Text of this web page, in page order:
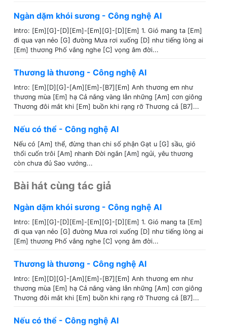
Ngàn dặm khói sương - Công nghệ AI
Intro: [Em][G]-[D][Em]-[Em][G]-[D][Em] 1. Gió mang ta [Em]
đi qua vạn nẻo [G] đường Mưa rơi xuống [D] như tiếng lòng ai
[Em] thương Phố vắng nghe [C] vọng âm đời...
Thương là thương - Công nghệ AI
Intro: [Em][D][G]-[Am][Em]-[B7][Em] Anh thương em như
thương mùa [Em] hạ Cả nắng vàng lẫn những [Am] cơn giông
Thương đôi mắt khi [Em] buồn khi rạng rỡ Thương cả [B7]...
Nếu có thể - Công nghệ AI
Nếu có [Am] thể, đừng than chi số phận Gạt u [G] sầu, gió
thổi cuốn trôi [Am] nhanh Đời ngắn [Am] ngủi, yêu thương
còn chưa đủ Sao vướng...
Bài hát cùng tác giả
Ngàn dặm khói sương - Công nghệ AI
Intro: [Em][G]-[D][Em]-[Em][G]-[D][Em] 1. Gió mang ta [Em]
đi qua vạn nẻo [G] đường Mưa rơi xuống [D] như tiếng lòng ai
[Em] thương Phố vắng nghe [C] vọng âm đời...
Thương là thương - Công nghệ AI
Intro: [Em][D][G]-[Am][Em]-[B7][Em] Anh thương em như
thương mùa [Em] hạ Cả nắng vàng lẫn những [Am] cơn giông
Thương đôi mắt khi [Em] buồn khi rạng rỡ Thương cả [B7]...
Nếu có thể - Công nghệ AI